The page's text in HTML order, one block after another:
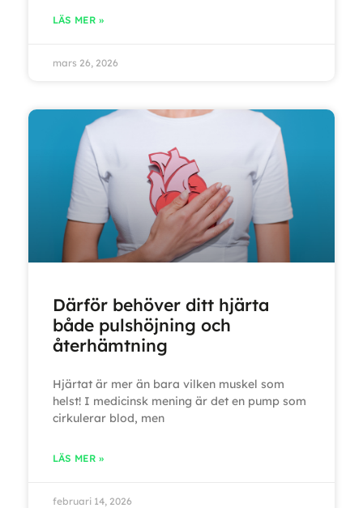
LÄS MER »
mars 26, 2026
Därför behöver ditt hjärta
både pulshöjning och
återhämtning
Hjärtat är mer än bara vilken muskel som
helst! I medicinsk mening är det en pump som
cirkulerar blod, men
LÄS MER »
februari 14, 2026